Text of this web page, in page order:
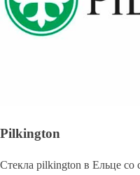
Pilkington
Стекла pilkington в Ельце